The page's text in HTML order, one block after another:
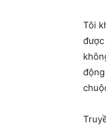
Tôi